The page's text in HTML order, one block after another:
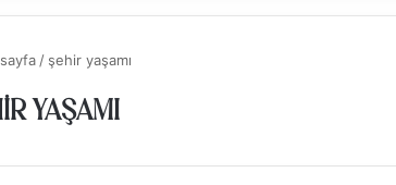
/ şehir yaşamı
YAŞAMI